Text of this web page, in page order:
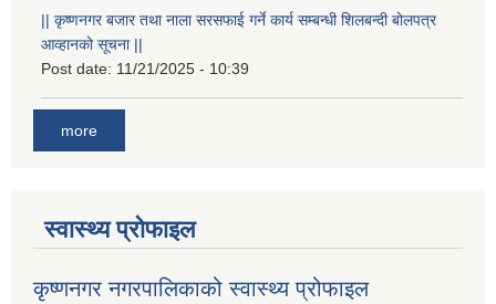
|| कृष्णनगर बजार तथा नाला सरसफाई गर्ने कार्य सम्बन्धी शिलबन्दी बोलपत्र
आव्हानको सूचना ||
Post date: 11/21/2025 - 10:39
more
स्वास्थ्य प्रोफाइल
कृष्णनगर नगरपालिकाको स्वास्थ्य प्रोफाइल